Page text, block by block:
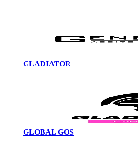
GLADIATOR
GLOBAL GOS